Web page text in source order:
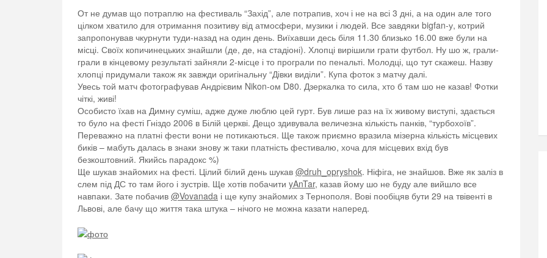
От не думав що потраплю на фестиваль “Захід”, але потрапив, хоч і не на всі 3 дні, а на один але того
цілком хватило для отримання позитиву від атмосфери, музики і людей. Все завдяки bigfan-у, котрий
запропонував чкурнути туди-назад на один день. Виїхавши десь біля 11.30 близько 16.00 вже були на
місці. Своїх копичинецьких знайшли (де, де, на стадіоні). Хлопці вирішили грати футбол. Ну шо ж, грали-
грали в кінцевому результаті зайняли 2-місце і то програли по пенальті. Молодці, що тут скажеш. Назву
хлопці придумали також як завжди оригінальну “Дівки виділи”. Купа фоток з матчу далі.
Увесь той матч фотографував Андрієвим Nikon-ом D80. Дзеркалка то сила, хто б там шо не казав! Фотки
чіткі, живі!
Особисто їхав на Димну суміш, адже дуже люблю цей гурт. Був лише раз на їх живому виступі, здається
то було на фесті Гніздо 2006 в Білій церкві. Дещо здивувала величезна кількість панків, “турбохоїв”.
Переважно на платні фести вони не потикаються. Ще також приємно вразила мізерна кількість місцевих
биків – мабуть далась в знаки знову ж таки платність фестивалю, хоча для місцевих вхід був
безкоштовний. Якийсь парадокс %)
Ще шукав знайомих на фесті. Цілий білий день шукав @druh_opryshok. Ніфіга, не знайшов. Вже як заліз в
слем під ДС то там його і зустрів. Ще хотів побачити yAnTar, казав йому шо не буду але вийшло все
навпаки. Зате побачив @Vovanada і ще купу знайомих з Тернополя. Вові пообіцяв бути 29 на твівенті в
Львові, але бачу що життя така штука – нічого не можна казати наперед.